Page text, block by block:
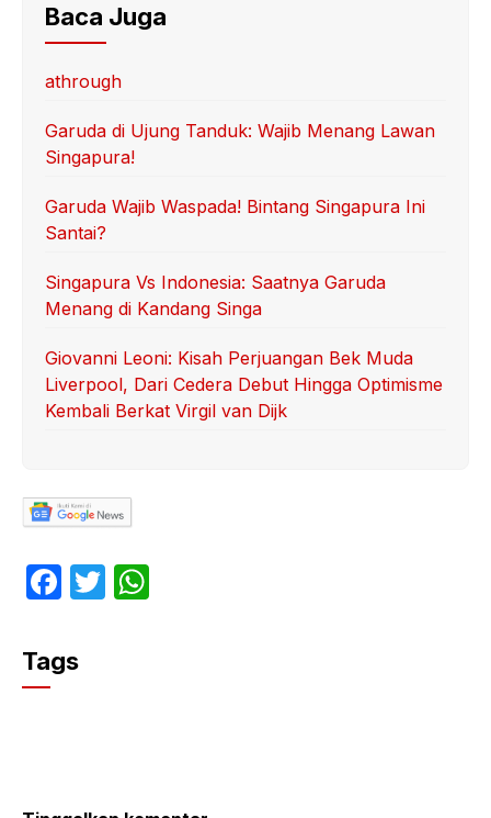
Baca Juga
athrough
Garuda di Ujung Tanduk: Wajib Menang Lawan
Singapura!
Garuda Wajib Waspada! Bintang Singapura Ini
Santai?
Singapura Vs Indonesia: Saatnya Garuda
Menang di Kandang Singa
Giovanni Leoni: Kisah Perjuangan Bek Muda
Liverpool, Dari Cedera Debut Hingga Optimisme
Kembali Berkat Virgil van Dijk
F
c
e
T
Tags